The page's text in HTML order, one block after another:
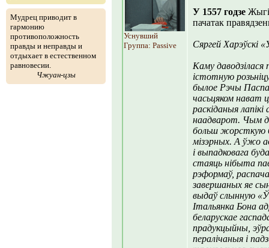
Мудрец приводит в
гармонию
противоположность
правды и неправды и
отдыхает в естественном
равновесии.
Чжуан-цзы
Уснувший
Группа: Passive
У 1557 годзе
пачатак
Сяргей Харэўскі
Каму
істотную
былое Рэчы
часьцяком нават
раскіданыя
наадварот. Чым
больш жорсткую
мізэрных. А ўжо
і выпадковага
стаяць нібыта
рэформаў,
завершаных яе
выдаў слынную
Італьянка Бона
беларускае
прадукцыйны,
пералічаныя і